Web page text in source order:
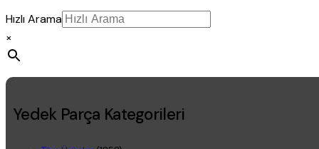
Hızlı Arama
×
Yedek Parça Kategorileri